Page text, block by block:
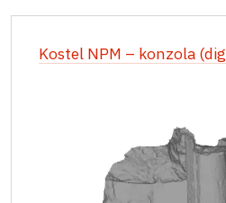
Kostel NPM – konzola